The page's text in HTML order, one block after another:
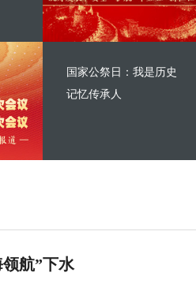
国家公祭日：我是历史
记忆传承人
航”下水